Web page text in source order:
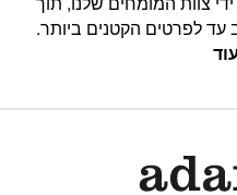
לפרטים הקטנים ביותר.